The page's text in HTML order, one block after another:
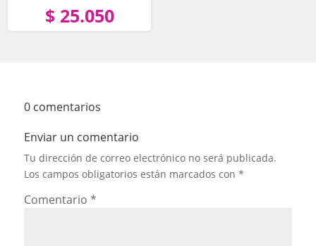
$ 25.050
0 comentarios
Enviar un comentario
Tu dirección de correo electrónico no será publicada.
Los campos obligatorios están marcados con *
Comentario *